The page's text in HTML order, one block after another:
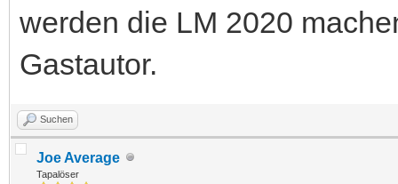
werden die LM 2020
Gastautor.
Suchen
Joe Average
Tapalöser